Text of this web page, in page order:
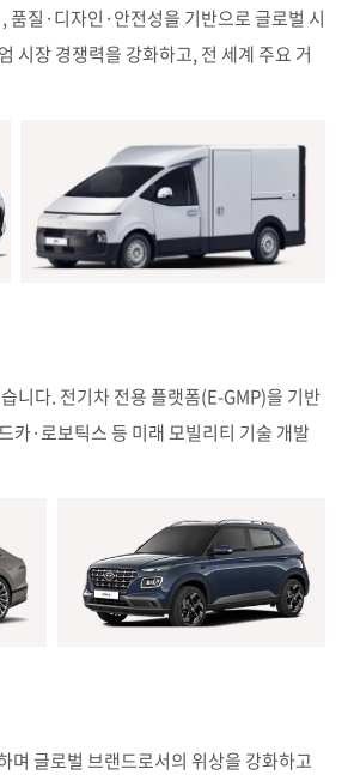
질·디자인·안전성을 기반으로 글로벌 시
시장 경쟁력을 강화하고, 전 세계 주요 거
니다. 전기차 전용 플랫폼(E-GMP)을 기반
카·로보틱스 등 미래 모빌리티 기술 개발
며 글로벌 브랜드로서의 위상을 강화하고